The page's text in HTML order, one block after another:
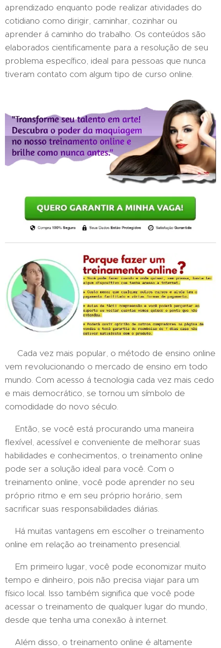
aprendizado enquanto pode realizar atividades do
cotidiano como dirigir, caminhar, cozinhar ou
aprender á caminho do trabalho. Os conteúdos são
elaborados cientificamente para a resolução de seu
problema específico, ideal para pessoas que nunca
tiveram contato com algum tipo de curso online.
Cada vez mais popular, o método de ensino online
vem revolucionando o mercado de ensino em todo
mundo. Com acesso á tecnologia cada vez mais cedo
e mais democrático, se tornou um símbolo de
comodidade do novo século.
Então, se você está procurando uma maneira
flexível, acessível e conveniente de melhorar suas
habilidades e conhecimentos, o treinamento online
pode ser a solução ideal para você. Com o
treinamento online, você pode aprender no seu
próprio ritmo e em seu próprio horário, sem
sacrificar suas responsabilidades diárias.
Há muitas vantagens em escolher o treinamento
online em relação ao treinamento presencial.
Em primeiro lugar, você pode economizar muito
tempo e dinheiro, pois não precisa viajar para um
físico local. Isso também significa que você pode
acessar o treinamento de qualquer lugar do mundo,
desde que tenha uma conexão à internet.
Além disso, o treinamento online é altamente